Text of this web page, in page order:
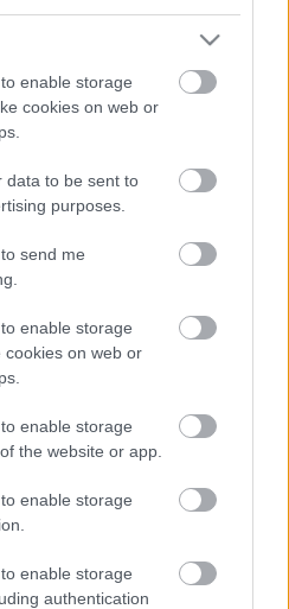
enable storage
cookies on web or
data to be sent to
purposes.
send me
enable storage
cookies on web or
enable storage
the website or app.
enable storage
enable storage
authentication
nem annyira ismert, mint
színvonalas és minőségi
már. És az egyedi
no meg annak
paradicsom
nem látszik igazolni,
még az internetező
új sorozatot
játszótereket ajánlunk és